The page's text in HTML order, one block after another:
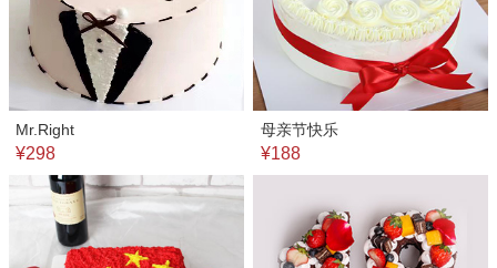
Mr.Right
¥298
母亲节快乐
¥188